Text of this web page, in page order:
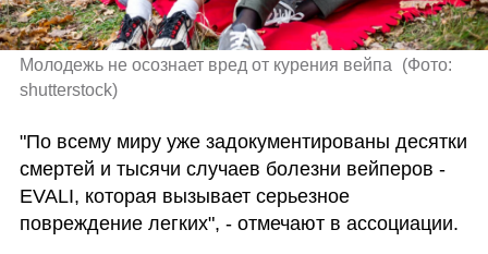
Молодежь не осознает вред от курения вейпа (Фото:
shutterstock)
"По всему миру уже задокументированы десятки
смертей и тысячи случаев болезни вейперов -
EVALI, которая вызывает серьезное
повреждение легких", - отмечают в ассоциации.